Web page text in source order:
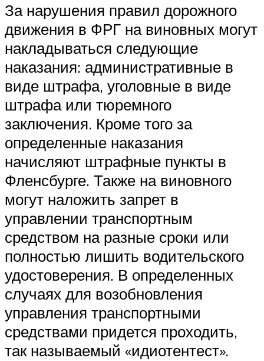
За нарушения правил дорожного
движения в ФРГ на виновных могут
накладываться следующие
наказания: административные в
виде штрафа, уголовные в виде
штрафа или тюремного
заключения. Кроме того за
определенные наказания
начисляют штрафные пункты в
Фленсбурге. Также на виновного
могут наложить запрет в
управлении транспортным
средством на разные сроки или
полностью лишить водительского
удостоверения. В определенных
случаях для возобновления
управления транспортными
средствами придется проходить,
так называемый «идиотентест».